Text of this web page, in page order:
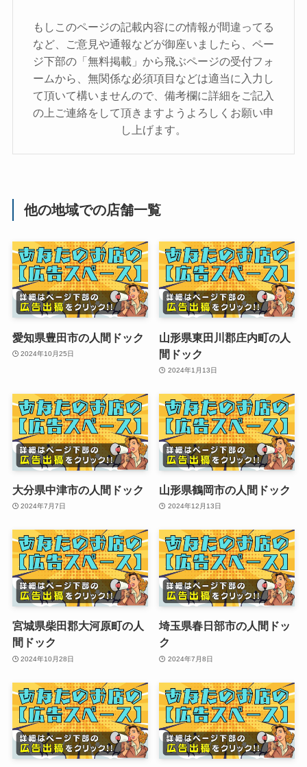
もしこのページの記載内容にの情報が間違ってる
など、ご意見や通報などが御座いましたら、ペー
ジ下部の「無料掲載」から飛ぶページの受付フォ
ームから、無関係な必須項目などは適当に入力し
て頂いて構いませんので、備考欄に詳細をご記入
の上ご連絡をして頂きますようよろしくお願い申
し上げます。
他の地域での店舗一覧
愛知県豊田市の人間ドック
2024年10月25日
山形県東田川郡庄内町の人
間ドック
2024年1月13日
大分県中津市の人間ドック
2024年7月7日
山形県鶴岡市の人間ドック
2024年12月13日
宮城県柴田郡大河原町の人
間ドック
2024年10月28日
埼玉県春日部市の人間ドッ
ク
2024年7月8日